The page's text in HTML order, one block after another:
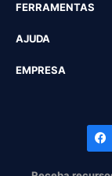
FERRAMENTAS
AJUDA
EMPRESA